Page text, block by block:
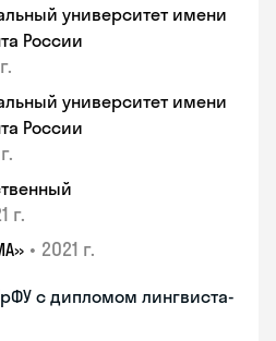
университет имени
России
университет имени
России
г.
• 2021 г.
с дипломом лингвиста-